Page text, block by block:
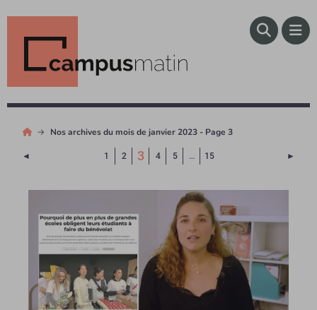
Nos archives du mois de janvier 2023 - Page 3
◄ 1 2 3 (Page courante)
4 5 … 15 ►